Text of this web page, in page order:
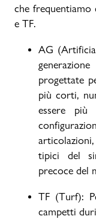
che
e TF.
AG
progettate
più corti,
essere più
tipici del
precoce del
TF (Turf):
campetti